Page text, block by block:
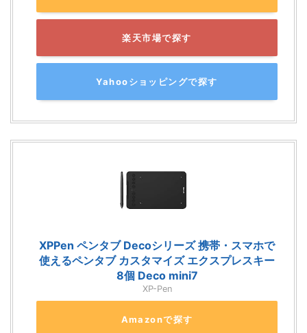
楽天市場で探す
Yahooショッピングで探す
XPPen ペンタブ Decoシリーズ 携帯・スマホで
使えるペンタブ カスタマイズ エクスプレスキー
8個 Deco mini7
XP-Pen
Amazonで探す